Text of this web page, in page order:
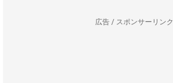
広告 / スポンサーリンク